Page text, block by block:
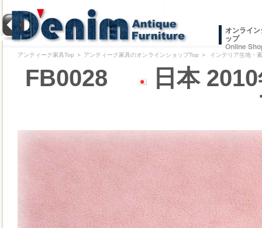
オンライ
ップ
Online
アンティーク家具Top ＞ アンティーク家具のオンラインショップTop ＞ インテリア生地・
FB0028
日本